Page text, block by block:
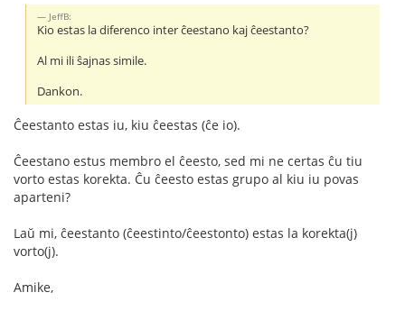
JeffB:
Kio estas la diferenco inter ĉeestano kaj ĉeestanto?
Al mi ili ŝajnas simile.
Dankon.
Ĉeestanto estas iu, kiu ĉeestas (ĉe io).
Ĉeestano estus membro el ĉeesto, sed mi ne certas ĉu tiu
vorto estas korekta. Ĉu ĉeesto estas grupo al kiu iu povas
aparteni?
Laŭ mi, ĉeestanto (ĉeestinto/ĉeestonto) estas la korekta(j)
vorto(j).
Amike,